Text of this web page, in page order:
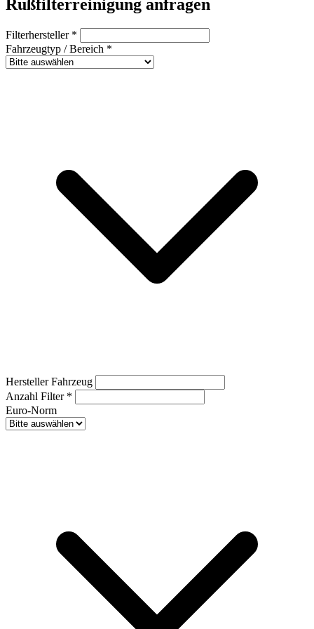
Rußfilterreinigung anfragen
Filterhersteller *
Fahrzeugtyp / Bereich *
Hersteller Fahrzeug
Anzahl Filter *
Euro-Norm